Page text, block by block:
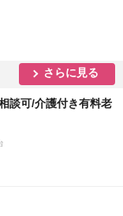
さらに見る
談可/介護付き有料老